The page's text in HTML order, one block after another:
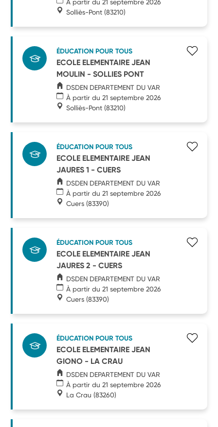
À partir du 21 septembre 2026
Solliès-Pont (83210)
ÉDUCATION POUR TOUS
ECOLE ELEMENTAIRE JEAN
MOULIN - SOLLIES PONT
DSDEN DEPARTEMENT DU VAR
À partir du 21 septembre 2026
Solliès-Pont (83210)
ÉDUCATION POUR TOUS
ECOLE ELEMENTAIRE JEAN
JAURES 1 - CUERS
DSDEN DEPARTEMENT DU VAR
À partir du 21 septembre 2026
Cuers (83390)
ÉDUCATION POUR TOUS
ECOLE ELEMENTAIRE JEAN
JAURES 2 - CUERS
DSDEN DEPARTEMENT DU VAR
À partir du 21 septembre 2026
Cuers (83390)
ÉDUCATION POUR TOUS
ECOLE ELEMENTAIRE JEAN
GIONO - LA CRAU
DSDEN DEPARTEMENT DU VAR
À partir du 21 septembre 2026
La Crau (83260)